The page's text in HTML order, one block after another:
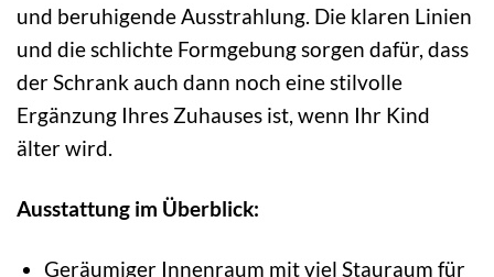
und beruhigende Ausstrahlung. Die klaren Linien
und die schlichte Formgebung sorgen dafür, dass
der Schrank auch dann noch eine stilvolle
Ergänzung Ihres Zuhauses ist, wenn Ihr Kind
älter wird.
Ausstattung im Überblick:
Geräumiger Innenraum mit viel Stauraum für